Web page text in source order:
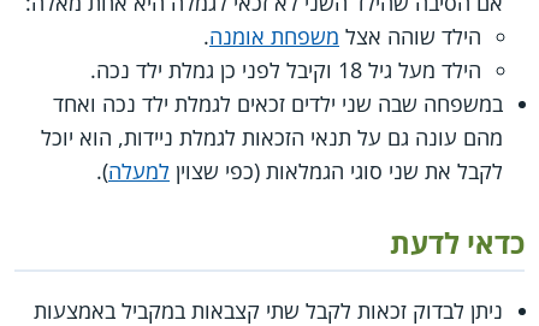
הילד שוהה אצל משפחת אומנה.
הילד מעל גיל 18 וקיבל לפני כן גמלת ילד נכה.
במשפחה שבה שני ילדים זכאים לגמלת ילד נכה ואחד
מהם עונה גם על תנאי הזכאות לגמלת ניידות, הוא יוכל
לקבל את שני סוגי הגמלאות (כפי שצוין למעלה).
כדאי לדעת
ניתן לבדוק זכאות לקבל שתי קצבאות במקביל באמצעות